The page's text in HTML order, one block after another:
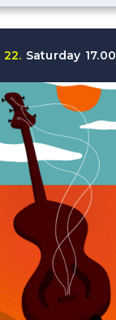
22. Saturday 17.00